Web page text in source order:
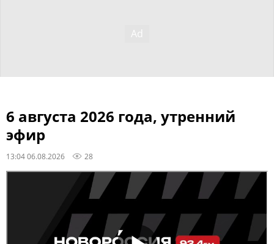
6 августа 2026 года, утренний
эфир
13:04 06.08.2026 28